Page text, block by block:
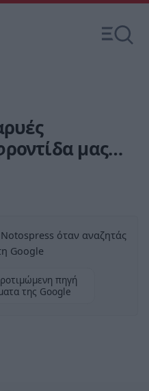
μας…
όταν αναζητάς
Google
πηγή
της Google